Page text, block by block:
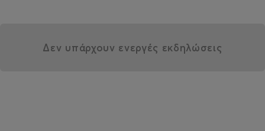
Δεν υπάρχουν ενεργές εκδηλώσεις